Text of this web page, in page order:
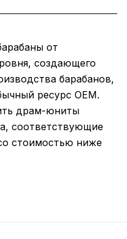
от
создающего
барабанов,
ресурс OEM.
драм-юниты
соответствующие
стоимостью ниже